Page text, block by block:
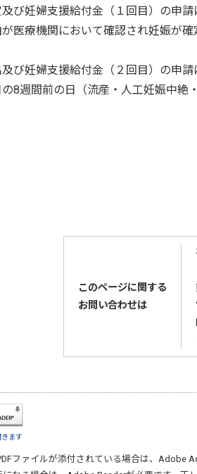
び妊婦支援給付金（１回目）の申請
医療機関において確認され妊娠が確
び妊婦支援給付金（２回目）の申請
8週間前の日（流産・人工妊娠中絶
このページに関する
お問い合わせは
ます
ファイルが添付されている場合は、 Adobe